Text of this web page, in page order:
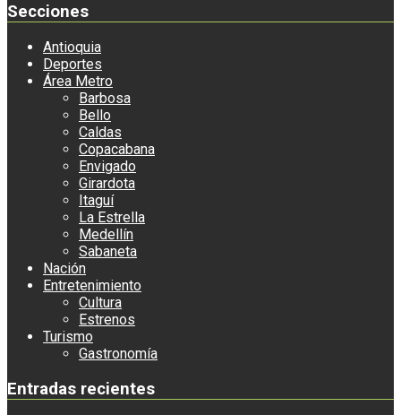
Secciones
Antioquia
Deportes
Área Metro
Barbosa
Bello
Caldas
Copacabana
Envigado
Girardota
Itaguí
La Estrella
Medellín
Sabaneta
Nación
Entretenimiento
Cultura
Estrenos
Turismo
Gastronomía
Entradas recientes